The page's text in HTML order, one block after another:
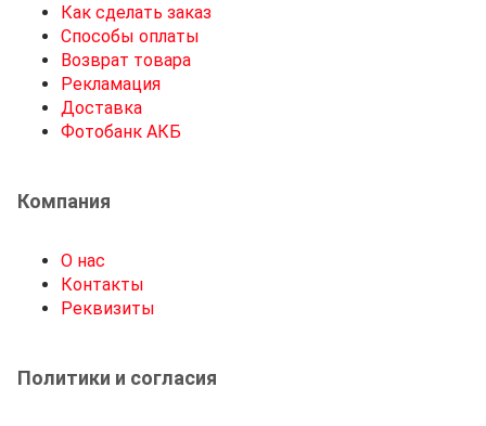
Как сделать заказ
Способы оплаты
Возврат товара
Рекламация
Доставка
Фотобанк АКБ
Компания
О нас
Контакты
Реквизиты
Политики и согласия